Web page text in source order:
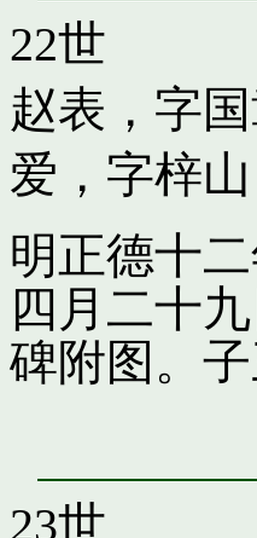
22世
赵表，字
爱，字梓山
明正德十
四月二十
碑附图。子
23世